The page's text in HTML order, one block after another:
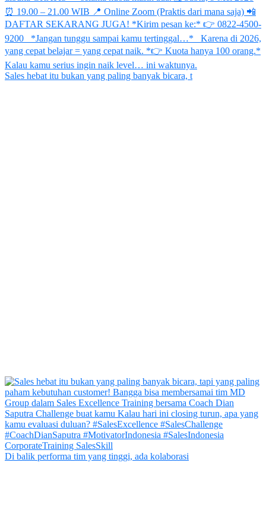
Sales hebat itu bukan yang paling banyak bicara, t
Di balik performa tim yang tinggi, ada kolaborasi